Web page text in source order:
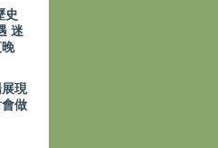
史
迷
晚
現
做